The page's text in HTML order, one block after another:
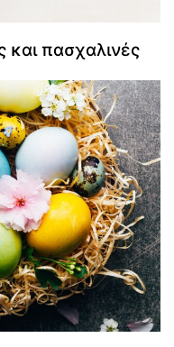
και πασχαλινές